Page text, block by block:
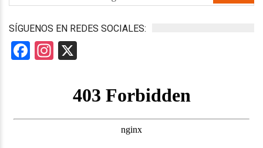
SÍGUENOS EN REDES SOCIALES:
Facebook
Instagram